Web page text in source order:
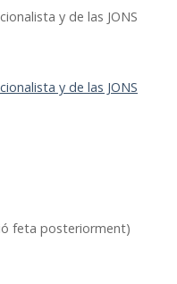
y de las JONS
y de las JONS
feta posteriorment)